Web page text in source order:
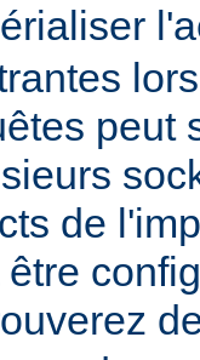
peut
de